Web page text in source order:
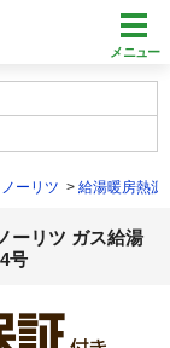
メニュー
ノーリツ 給湯暖房熱源
ーリツ ガス給湯
号